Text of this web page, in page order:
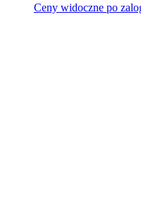
Ceny widoczne po